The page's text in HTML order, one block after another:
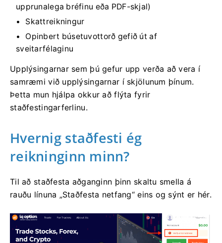
upprunalega bréfinu eða PDF-skjal)
Skattreikningur
Opinbert búsetuvottorð gefið út af
sveitarfélaginu
Upplýsingarnar sem þú gefur upp verða að vera í
samræmi við upplýsingarnar í skjölunum þínum.
Þetta mun hjálpa okkur að flýta fyrir
staðfestingarferlinu.
Hvernig staðfesti ég
reikninginn minn?
Til að staðfesta aðganginn þinn skaltu smella á
rauðu línuna „Staðfesta netfang“ eins og sýnt er hér.